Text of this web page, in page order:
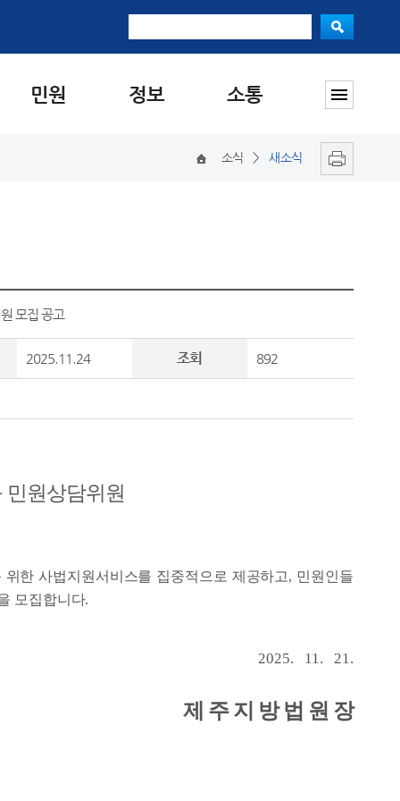
민원 정보 소통
소식 > 새소식
모집 공고
2025.11.24 조회 892
민원상담위원
한 사법지원서비스를 집중적으로 제공하고, 민원인들
모집합니다.
2025. 11. 21.
제 주 지 방 법 원 장